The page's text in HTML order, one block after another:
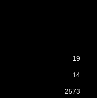
19
14
2573